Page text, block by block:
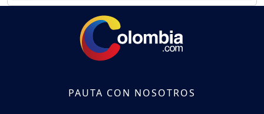
PAUTA CON NOSOTROS